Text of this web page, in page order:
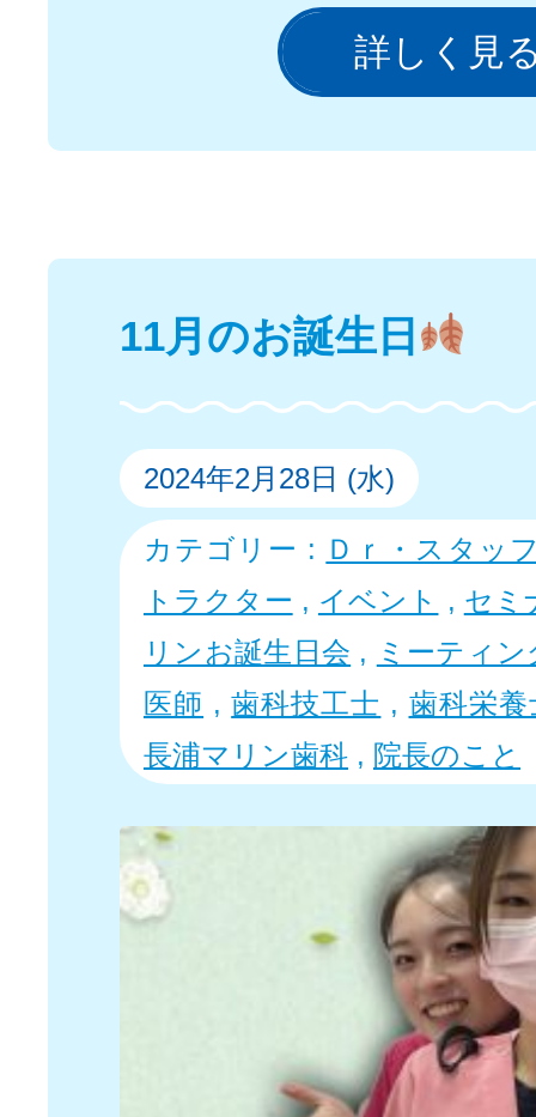
詳しく見
11月のお誕生日
2024年2月28日 (水)
カテゴリー : Ｄｒ・スタッ
トラクター , イベント , セミ
リンお誕生日会 , ミーティン
医師 ,歯科技工士 , 歯科栄養
長浦マリン歯科 , 院長のこと